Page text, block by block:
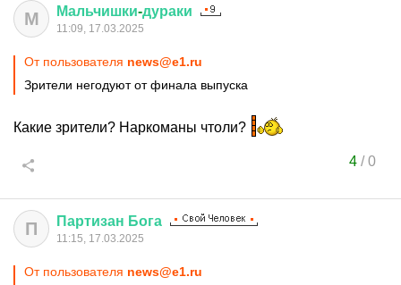
М Мальчишки-дураки
11:09, 17.03.2025
От пользователя news@e1.ru
Зрители негодуют от финала выпуска
Какие зрители? Наркоманы чтоли?
4/0
П Партизан Бога
11:15, 17.03.2025
От пользователя news@e1.ru